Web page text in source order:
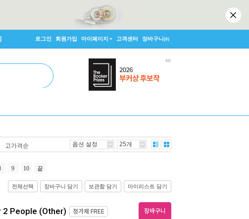
로그인 회원가입 마이페이지 고객센터 장바구니(0)
고가격순 옵션 설정 25개
9 10 끝
전체선택 장바구니 담기 보관함 담기 마이리스트 담기
2 People (Other) 정가제 FREE
장바구니